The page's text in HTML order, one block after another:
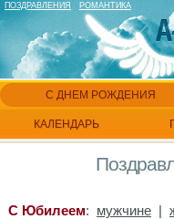
ПОЗДРАВЛЕНИЯ РОМАНТИКА
С ДНЕМ РОЖДЕНИЯ
КАЛЕНДАРЬ
С Юбилеем: мужчине|